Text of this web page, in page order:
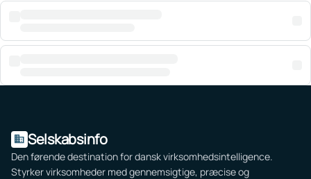
domain Selskabsinfo
Den førende destination for dansk virksomhedsintelligence.
Styrker virksomheder med gennemsigtige, præcise og